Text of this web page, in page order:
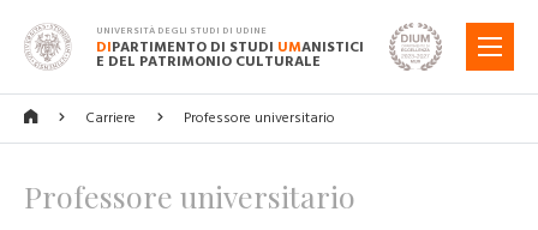
UNIVERSITÀ DEGLI STUDI DI UDINE
DIPARTIMENTO DI STUDI UMANISTICI
E DEL PATRIMONIO CULTURALE
MENU
Carriere Professore universitario
Professore universitario